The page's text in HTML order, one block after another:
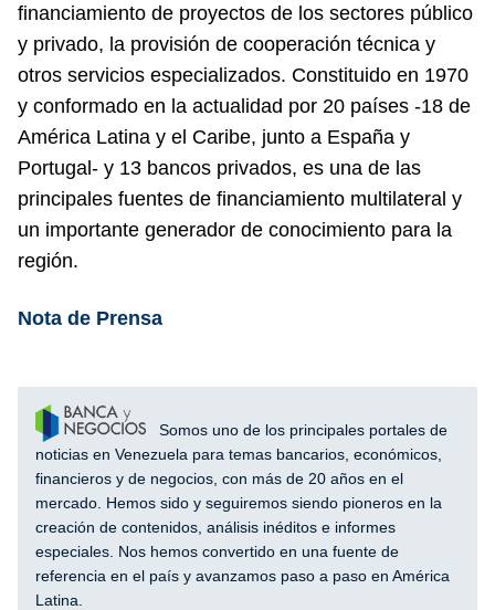
financiamiento de proyectos de los sectores público
y privado, la provisión de cooperación técnica y
otros servicios especializados. Constituido en 1970
y conformado en la actualidad por 20 países -18 de
América Latina y el Caribe, junto a España y
Portugal- y 13 bancos privados, es una de las
principales fuentes de financiamiento multilateral y
un importante generador de conocimiento para la
región.
Nota de Prensa
Somos uno de los principales portales de
noticias en Venezuela para temas bancarios, económicos,
financieros y de negocios, con más de 20 años en el
mercado. Hemos sido y seguiremos siendo pioneros en la
creación de contenidos, análisis inéditos e informes
especiales. Nos hemos convertido en una fuente de
referencia en el país y avanzamos paso a paso en América
Latina.